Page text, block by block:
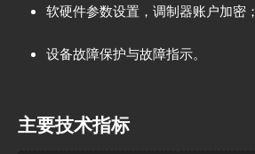
软硬件参数设置，调制器账户加密；
设备故障保护与故障指示。
主要技术指标